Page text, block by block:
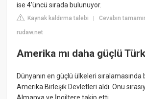
ise 4'üncü sırada bulunuyor.
Kaynak kaldırma talebi |Cevabın
rudaw.net
Amerika mı daha güçlü
Dünyanın en güçlü ülkeleri sıralamasında
Amerika Birleşik Devletleri aldı. Onu